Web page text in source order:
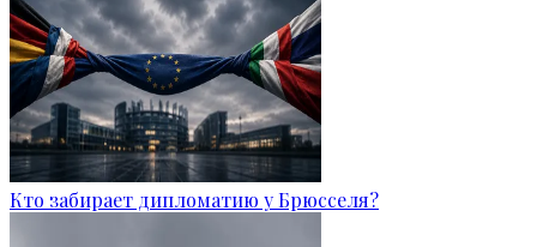
Кто забирает дипломатию у Брюсселя?